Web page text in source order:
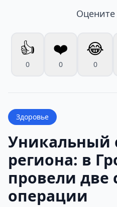
Оцените
👍
0
❤️
0
😂
0
Здоровье
Уникальный
региона: в
провели две
операции